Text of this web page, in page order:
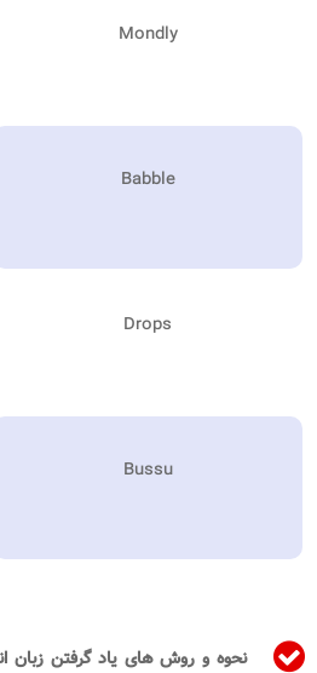
Mondly
Babble
Drops
Bussu
نحوه و روش های یاد گرفتن زبان